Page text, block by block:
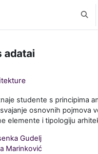
adatai
studente s principima
osnovnih pojmova
elemente i tipologiju
Gudelj
Marinković